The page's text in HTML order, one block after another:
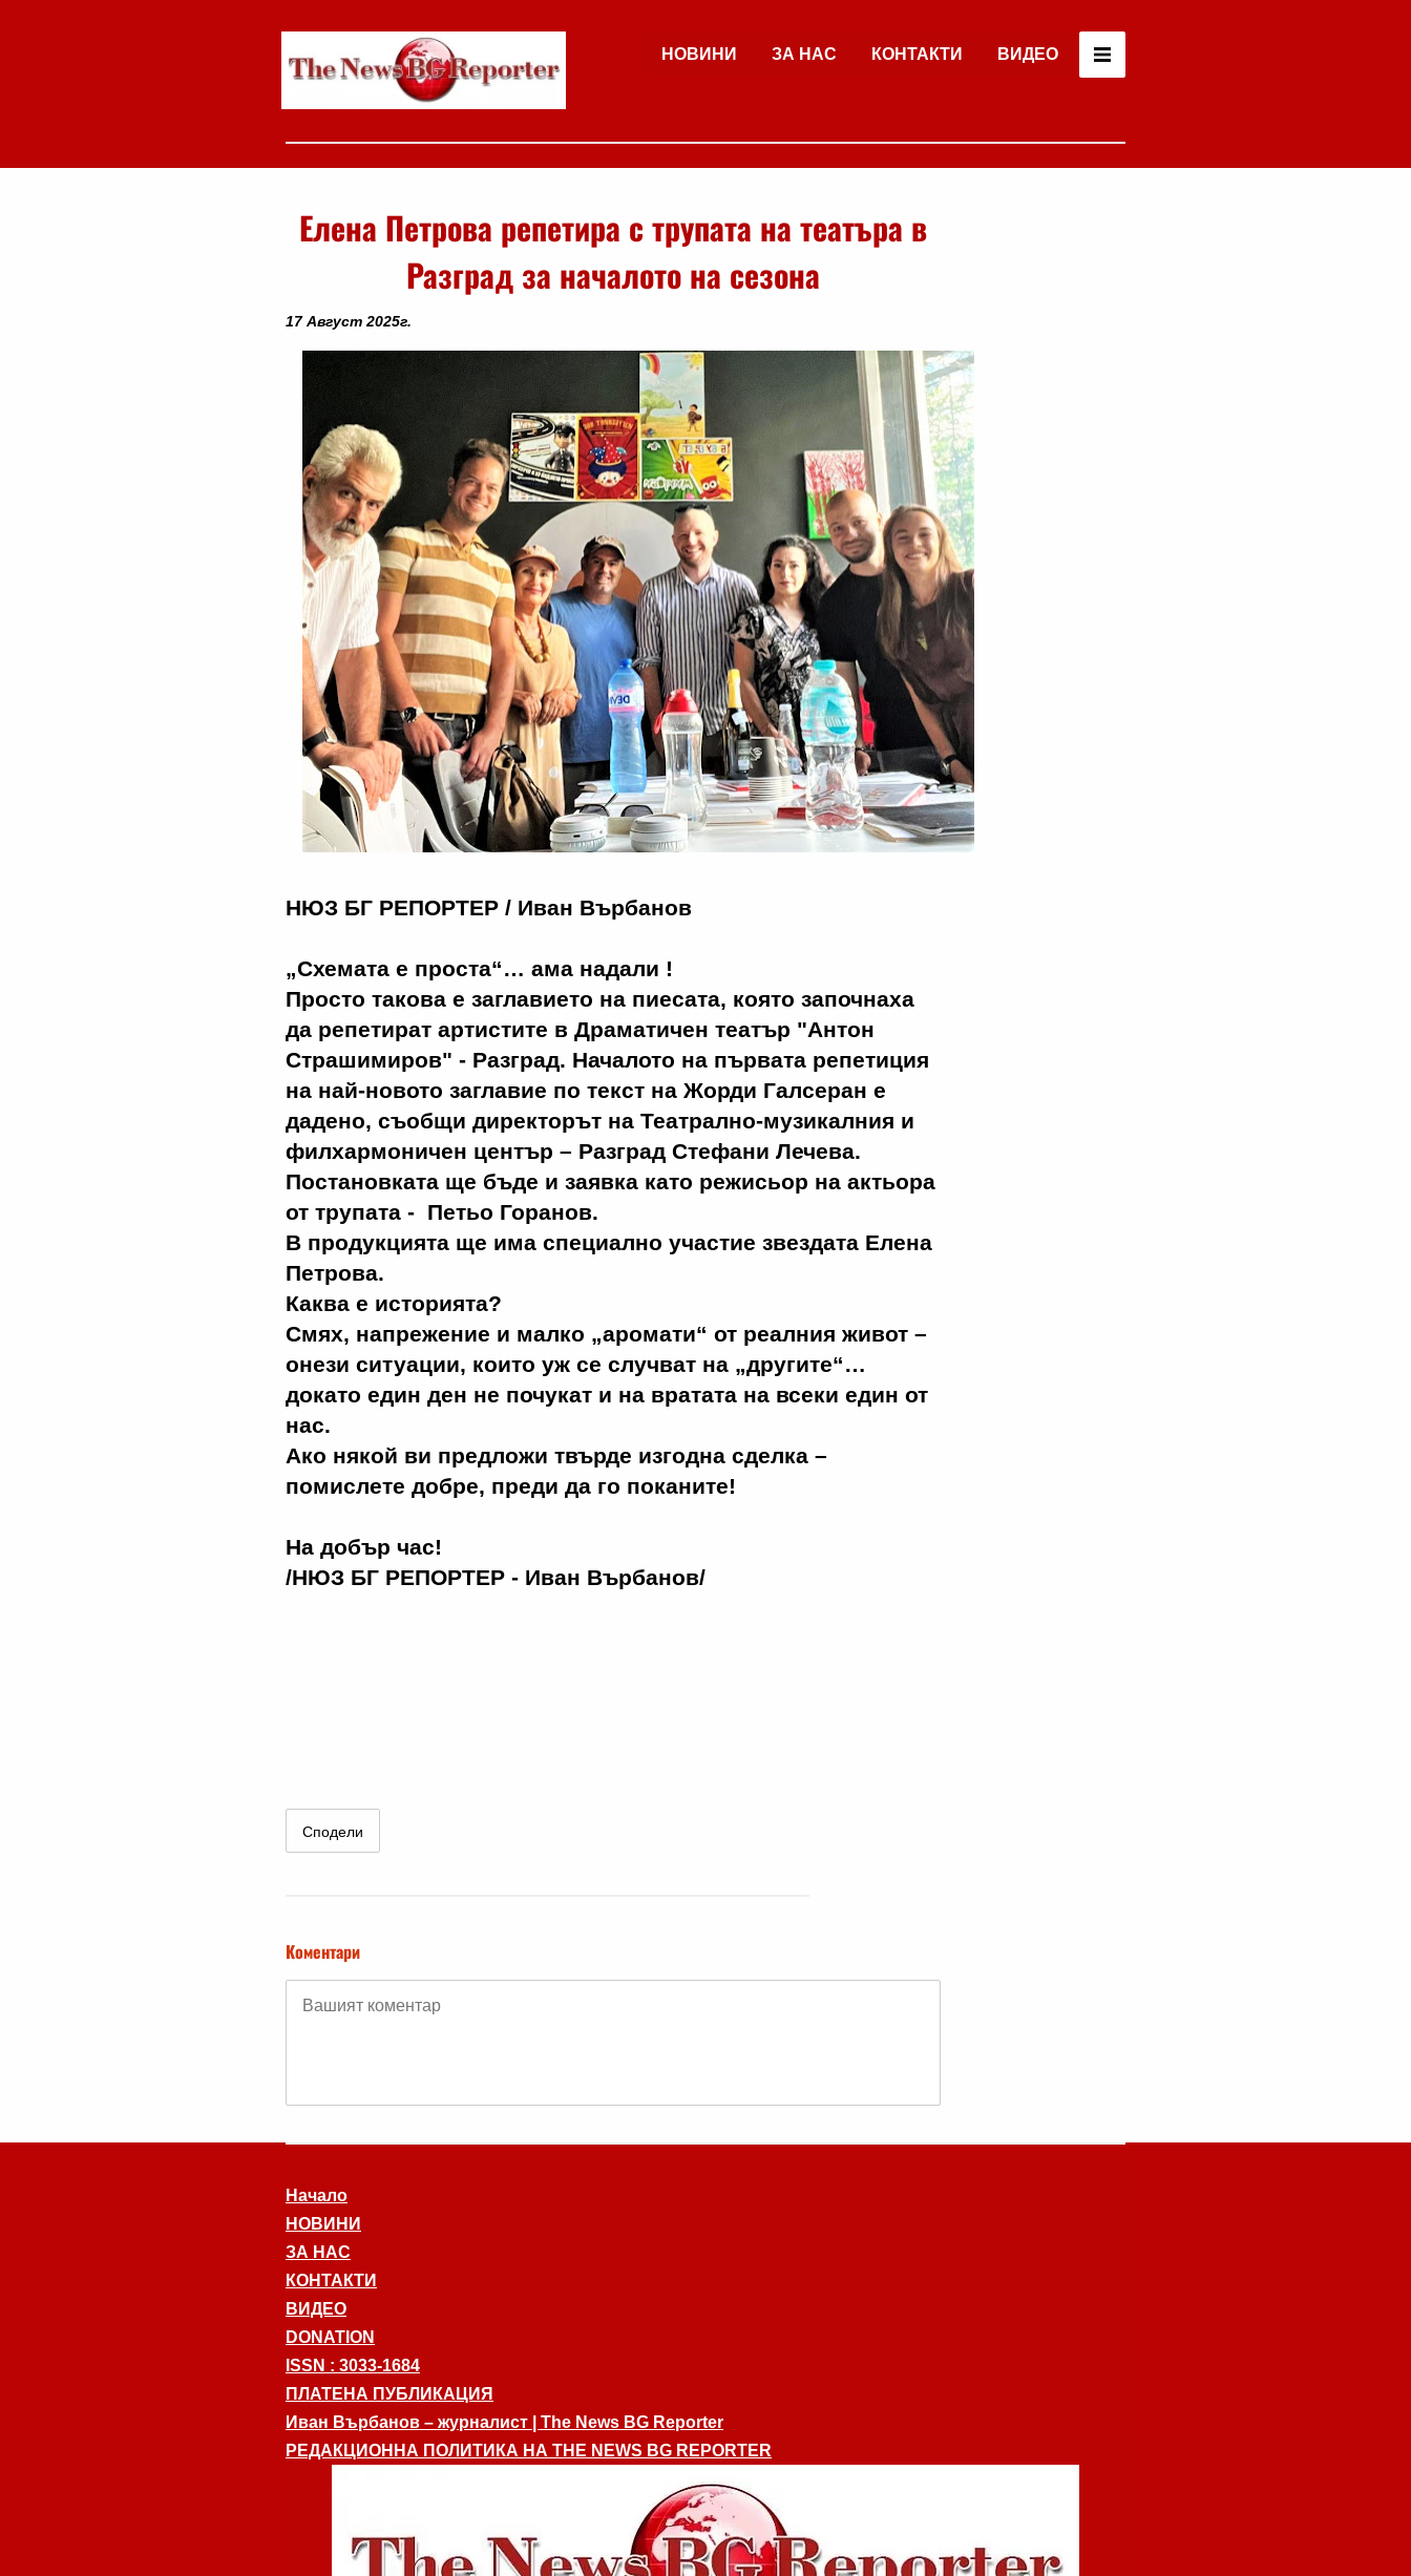
НОВИНИ ЗА НАС КОНТАКТИ ВИДЕО
Елена Петрова репетира с трупата на театъра в
Разград за началото на сезона
17 Август 2025г.
НЮЗ БГ РЕПОРТЕР / Иван Върбанов
„Схемата е проста“… ама надали !
Просто такова е заглавието на пиесата, която започнаха
да репетират артистите в Драматичен театър "Антон
Страшимиров" - Разград. Началото на първата репетиция
на най-новото заглавие по текст на Жорди Галсеран е
дадено, съобщи директорът на Театрално-музикалния и
филхармоничен център – Разград Стефани Лечева.
Постановката ще бъде и заявка като режисьор на актьора
от трупата - Петьо Горанов.
В продукцията ще има специално участие звездата Елена
Петрова.
Каква е историята?
Смях, напрежение и малко „аромати“ от реалния живот –
онези ситуации, които уж се случват на „другите“…
докато един ден не почукат и на вратата на всеки един от
нас.
Ако някой ви предложи твърде изгодна сделка –
помислете добре, преди да го поканите!
На добър час!
/НЮЗ БГ РЕПОРТЕР - Иван Върбанов/
Сподели
Коментари
Начало
НОВИНИ
ЗА НАС
КОНТАКТИ
ВИДЕО
DONATION
ISSN : 3033-1684
ПЛАТЕНА ПУБЛИКАЦИЯ
Иван Върбанов – журналист | The News BG Reporter
РЕДАКЦИОННА ПОЛИТИКА НА THE NEWS BG REPORTER